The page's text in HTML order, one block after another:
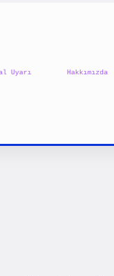
Uyarı Hakkımızda